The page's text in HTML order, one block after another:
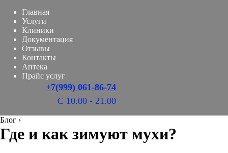
Главная
Услуги
Клиники
Документация
Отзывы
Контакты
Аптека
Прайс услуг
+7(999) 061-86-74
С 10.00 - 21.00
Блог ›
Где и как зимуют мухи?